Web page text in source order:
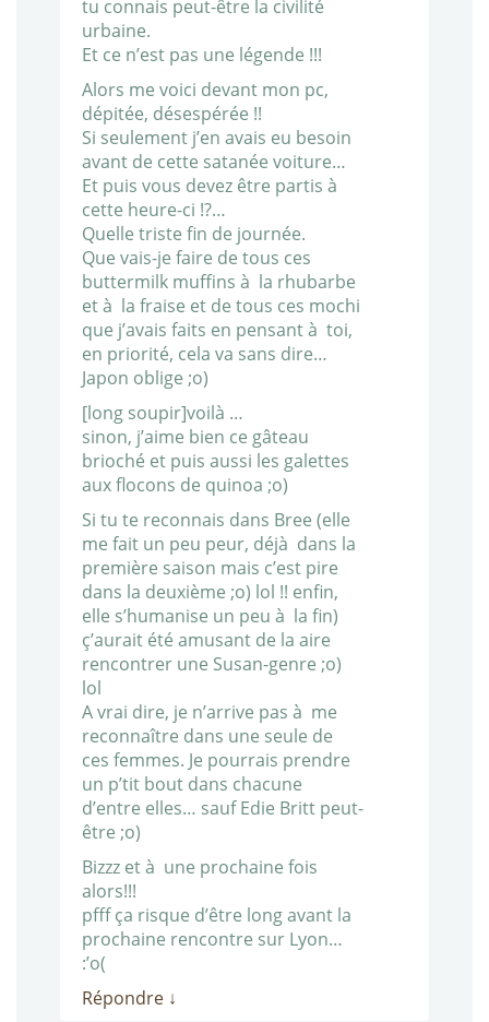
tu connais peut-être la civilité
urbaine.
Et ce n’est pas une légende !!!
Alors me voici devant mon pc,
dépitée, désespérée !!
Si seulement j’en avais eu besoin
avant de cette satanée voiture…
Et puis vous devez être partis à
cette heure-ci !?…
Quelle triste fin de journée.
Que vais-je faire de tous ces
buttermilk muffins à la rhubarbe
et à la fraise et de tous ces mochi
que j’avais faits en pensant à toi,
en priorité, cela va sans dire…
Japon oblige ;o)
[long soupir]voilà …
sinon, j’aime bien ce gâteau
brioché et puis aussi les galettes
aux flocons de quinoa ;o)
Si tu te reconnais dans Bree (elle
me fait un peu peur, déjà dans la
première saison mais c’est pire
dans la deuxième ;o) lol !! enfin,
elle s’humanise un peu à la fin)
ç’aurait été amusant de la aire
rencontrer une Susan-genre ;o)
lol
A vrai dire, je n’arrive pas à me
reconnaître dans une seule de
ces femmes. Je pourrais prendre
un p’tit bout dans chacune
d’entre elles… sauf Edie Britt peut-
être ;o)
Bizzz et à une prochaine fois
alors!!!
pfff ça risque d’être long avant la
prochaine rencontre sur Lyon…
:’o(
Répondre ↓